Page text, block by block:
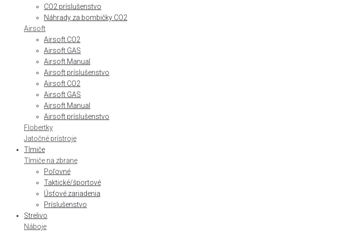
CO2 príslušenstvo
Náhrady za bombičky CO2
Airsoft
Airsoft CO2
Airsoft GAS
Airsoft Manual
Airsoft príslušenstvo
Airsoft CO2
Airsoft GAS
Airsoft Manual
Airsoft príslušenstvo
Flobertky
Jatočné prístroje
Tlmiče
Tlmiče na zbrane
Poľovné
Taktické/športové
Úsťové zariadenia
Príslušenstvo
Strelivo
Náboje